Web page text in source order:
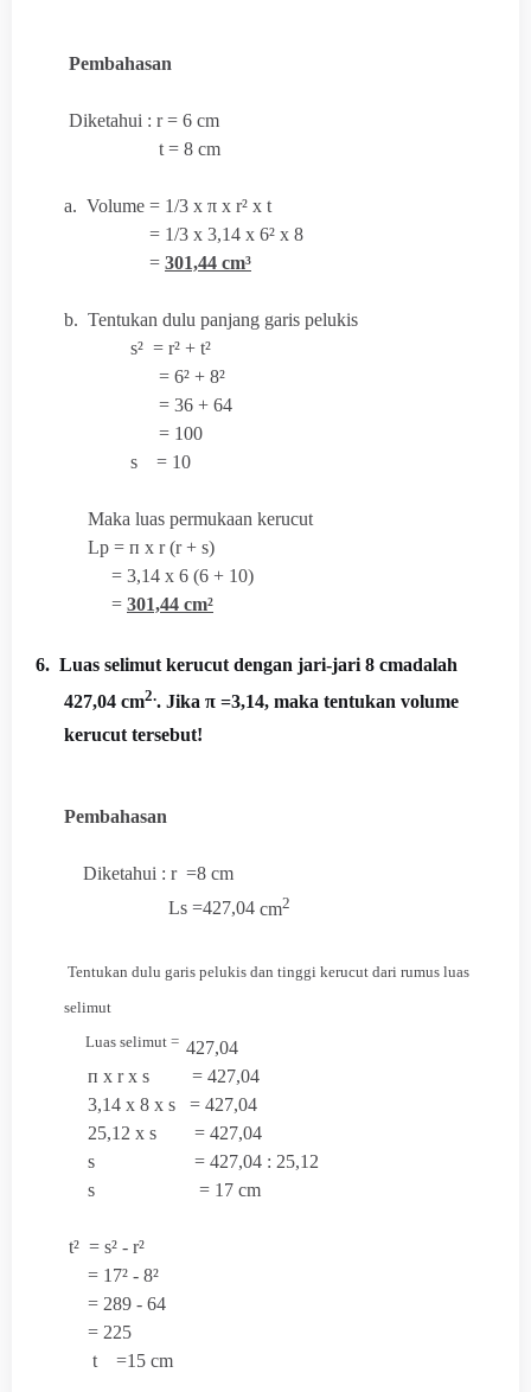
Pembahasan
Diketahui : r = 6 cm
t = 8 cm
a. Volume = 1/3 x π x r² x t
= 1/3 x 3,14 x 6² x 8
= 301,44 cm³
b. Tentukan dulu panjang garis pelukis
s² = r² + t²
= 6² + 8²
= 36 + 64
= 100
s = 10
Maka luas permukaan kerucut
Lp = п x r (r + s)
= 3,14 x 6 (6 + 10)
= 301,44 cm²
6. Luas selimut kerucut dengan jari-jari 8 cmadalah
427,04 cm2.. Jika π =3,14, maka tentukan volume
kerucut tersebut!
Pembahasan
Diketahui : r =8 cm
Ls =427,04 cm2
Tentukan dulu garis pelukis dan tinggi kerucut dari rumus luas
selimut
Luas selimut = 427,04
п x r x s = 427,04
3,14 x 8 x s = 427,04
25,12 x s = 427,04
s = 427,04 : 25,12
s = 17 cm
t² = s² - r²
= 17² - 8²
= 289 - 64
= 225
t =15 cm